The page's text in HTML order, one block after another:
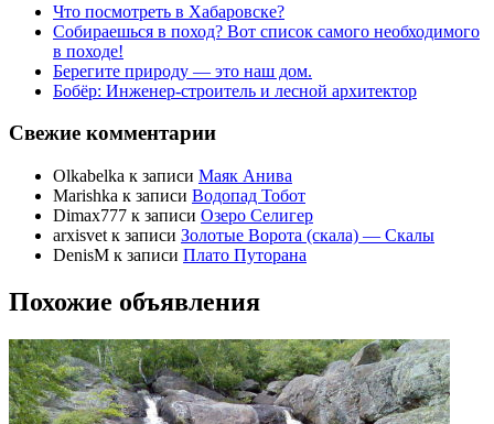
Что посмотреть в Хабаровске?
Собираешься в поход? Вот список самого необходимого
в походе!
Берегите природу — это наш дом.
Бобёр: Инженер-строитель и лесной архитектор
Свежие комментарии
Olkabelka к записи Маяк Анива
Marishka к записи Водопад Тобот
Dimax777 к записи Озеро Селигер
arxisvet к записи Золотые Ворота (скала) — Скалы
DenisM к записи Плато Путорана
Похожие объявления